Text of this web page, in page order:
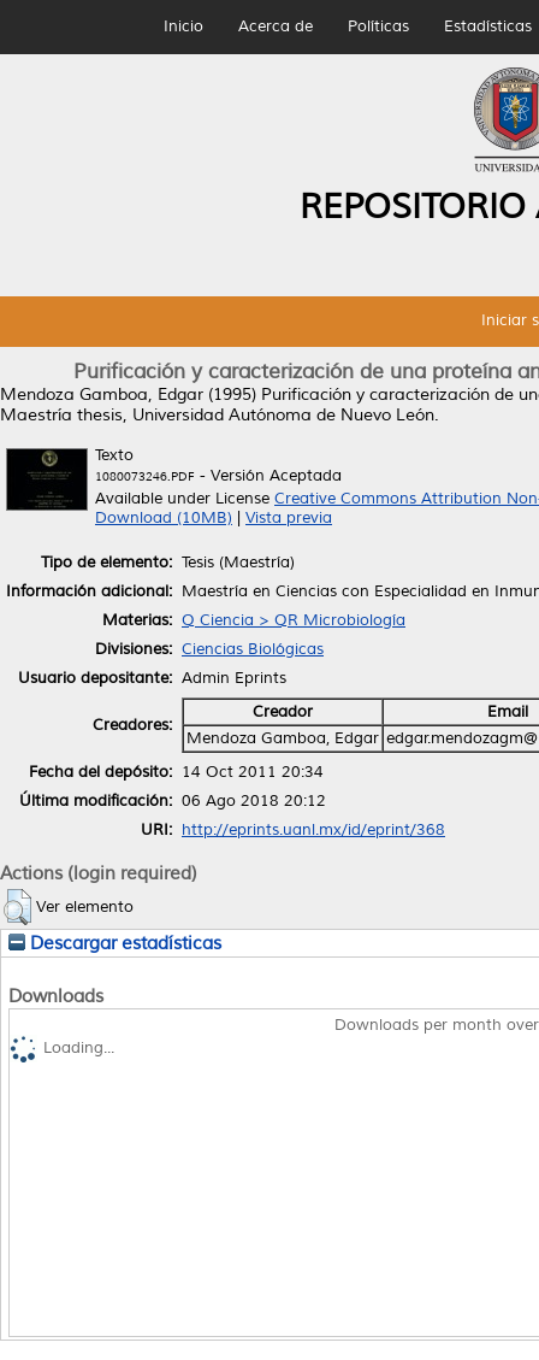
Inicio Acerca de Políticas Estadísticas
Iniciar
Purificación y caracterización de una proteína
Mendoza Gamboa, Edgar (1995) Purificación y caracterización de
Maestría thesis, Universidad Autónoma de Nuevo León.
Texto
1080073246.PDF - Versión Aceptada
Available under License Creative Commons Attribution
Download (10MB)
Vista previa
Tipo de elemento: Tesis (Maestría)
Información adicional: Maestría en Ciencias con Especialidad en
Materias: Q Ciencia > QR Microbiología
Divisiones: Ciencias Biológicas
Usuario depositante: Admin Eprints
Creadores:
Creador
Email
Mendoza Gamboa, Edgar
Fecha del depósito: 14 Oct 2011 20:34
Última modificación: 06 Ago 2018 20:12
URI: http://eprints.uanl.mx/id/eprint/368
Actions (login required)
Ver elemento
Descargar estadísticas
Downloads
Downloads per month
Loading...